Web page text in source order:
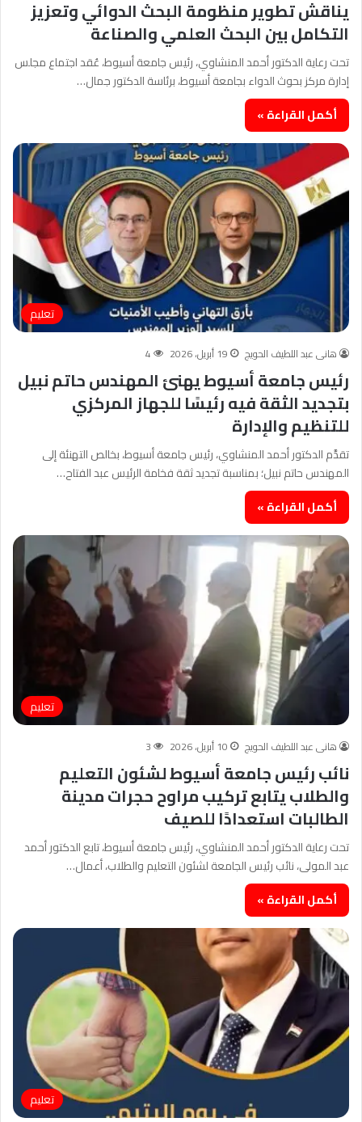
يناقش تطوير منظومة البحث الدوائي وتعزيز
التكامل بين البحث العلمي والصناعة
تحت رعاية الدكتور أحمد المنشاوي، رئيس جامعة أسيوط، عُقد اجتماع مجلس
إدارة مركز بحوث الدواء بجامعة أسيوط، برئاسة الدكتور جمال…
أكمل القراءة »
تعليم
هانى عبد اللطيف الحويج 19 أبريل، 2026 4
رئيس جامعة أسيوط يهنئ المهندس حاتم نبيل
بتجديد الثقة فيه رئيسًا للجهاز المركزي
للتنظيم والإدارة
تقدَّم الدكتور أحمد المنشاوي، رئيس جامعة أسيوط، بخالص التهنئة إلى
المهندس حاتم نبيل؛ بمناسبة تجديد ثقة فخامة الرئيس عبد الفتاح…
أكمل القراءة »
تعليم
هانى عبد اللطيف الحويج 10 أبريل، 2026 3
نائب رئيس جامعة أسيوط لشئون التعليم
والطلاب يتابع تركيب مراوح حجرات مدينة
الطالبات استعدادًا للصيف
تحت رعاية الدكتور أحمد المنشاوي، رئيس جامعة أسيوط، تابع الدكتور أحمد
عبد المولى، نائب رئيس الجامعة لشئون التعليم والطلاب، أعمال…
أكمل القراءة »
تعليم